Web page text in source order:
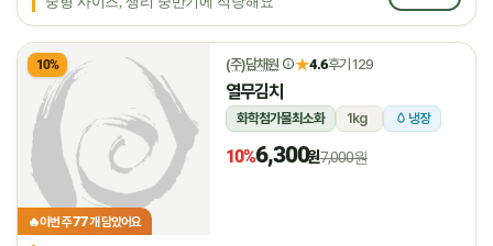
10%
🔥이번 주77개 담았어요
(주)담채원 ★4.6후기 129
열무김치
화학첨가물최소화 1kg 냉장
10%6,300원7,000원